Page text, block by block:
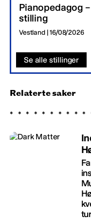
Pianopedagog
stilling
Vestland | 16/08/2026
Se alle stillinger
Relaterte saker